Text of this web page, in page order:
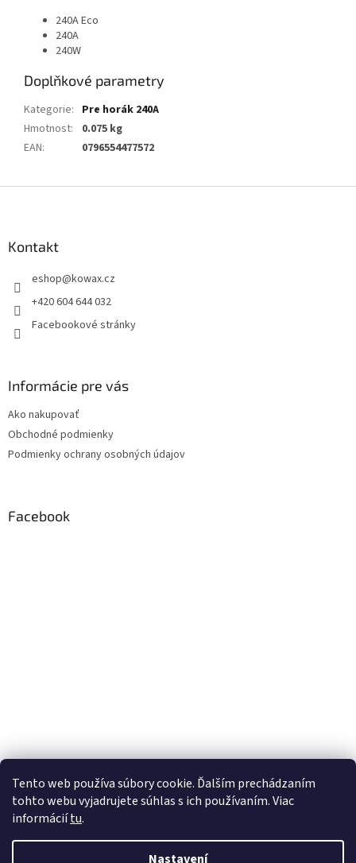
Tento web používa súbory cookie. Ďalším prechádzaním
tohto webu vyjadrujete súhlas s ich používaním. Viac
informáciítu.
Nastavení
240A Eco
240A
240W
Doplňkové parametry
Kategorie: Pre horák 240A
Hmotnost:
0.075 kg
EAN: 0796554477572
Kontakt
eshop@kowax.cz
+420 604 644 032
Facebookové stránky
Informácie pre vás
Ako nakupovať
Obchodné podmienky
Podmienky ochrany osobných údajov
Facebook